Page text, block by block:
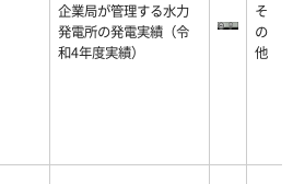
企業局が管理する水力
発電所の発電実績（令
和4年度実績）
そ
の
他